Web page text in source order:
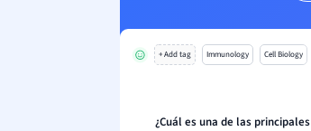
+ Add tag Immunology Cell Biology
¿Cuál es una de las principales